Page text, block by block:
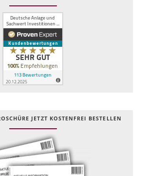
JETZT KOSTEN­FREI BESTELLEN